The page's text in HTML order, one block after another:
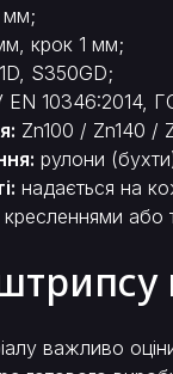
мм;
крок 1 мм;
S350GD;
10346:2014,
Zn100 / Zn140 /
рулони
надається на
кресленнями або
важливо